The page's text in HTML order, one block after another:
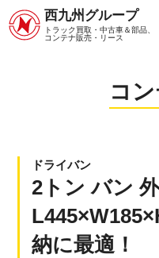
西九州グループ
トラック買取・中古車＆部品、
コンテナ販売・リース
コンテナ販売トップ コ
コ
ドライバン
2トン バン
納に最適！